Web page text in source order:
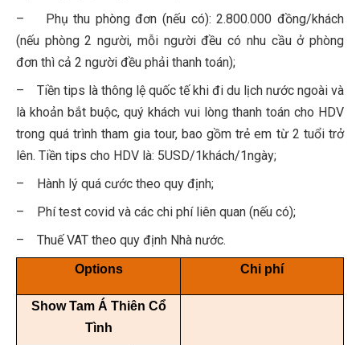
– Phụ thu phòng đơn (nếu có): 2.800.000 đồng/khách
(nếu phòng 2 người, mỗi người đều có nhu cầu ở phòng
đơn thì cả 2 người đều phải thanh toán);
– Tiền tips là thông lệ quốc tế khi đi du lịch nước ngoài và
là khoản bắt buộc, quý khách vui lòng thanh toán cho HDV
trong quá trình tham gia tour, bao gồm trẻ em từ 2 tuổi trở
lên. Tiền tips cho HDV là: 5USD/1khách/1ngày;
– Hành lý quá cước theo quy định;
– Phí test covid và các chi phí liên quan (nếu có);
– Thuế VAT theo quy định Nhà nước.
Options Chi phí
Show Tam Á Thiên Cổ
Tình